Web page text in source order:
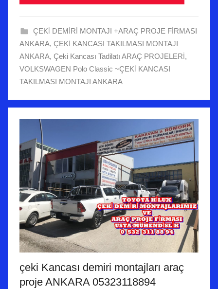
ÇEKİ DEMİRİ MONTAJI +ARAÇ PROJE FİRMASI
ANKARA, ÇEKİ KANCASI TAKILMASI MONTAJI
ANKARA, Çeki Kancası Tadilatı ARAÇ PROJELERİ,
VOLKSWAGEN Polo Classic ~ÇEKİ KANCASI
TAKILMASI MONTAJI ANKARA
çeki Kancası demiri montajları araç
proje ANKARA 05323118894